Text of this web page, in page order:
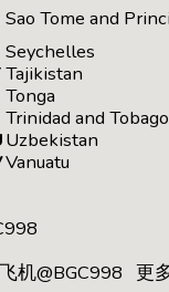
Sao Tome and
Seychelles
Tajikistan
Tonga
Trinidad and Tobago
Uzbekistan
Vanuatu
机@BGC998 更